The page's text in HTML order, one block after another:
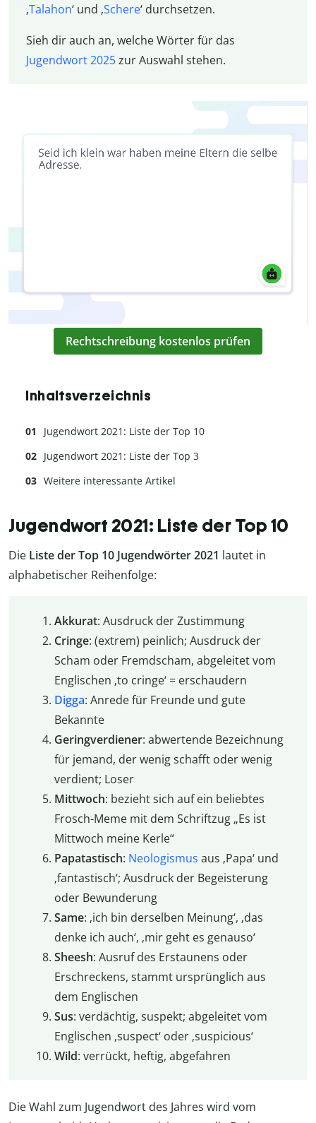
‚Talahon‘ und ‚Schere‘ durchsetzen.
Sieh dir auch an, welche Wörter für das
Jugendwort 2025zur Auswahl stehen.
Rechtschreibung kostenlos prüfen
Inhaltsverzeichnis
Jugendwort 2021: Liste der Top 10
Jugendwort 2021: Liste der Top 3
Weitere interessante Artikel
Jugendwort 2021: Liste der Top 10
Die Liste der Top 10 Jugendwörter 2021 lautet in
alphabetischer Reihenfolge:
Akkurat: Ausdruck der Zustimmung
Cringe: (extrem) peinlich; Ausdruck der
Scham oder Fremdscham, abgeleitet vom
Englischen ‚to cringe‘ = erschaudern
Digga: Anrede für Freunde und gute
Bekannte
Geringverdiener: abwertende Bezeichnung
für jemand, der wenig schafft oder wenig
verdient; Loser
Mittwoch: bezieht sich auf ein beliebtes
Frosch-Meme mit dem Schriftzug „Es ist
Mittwoch meine Kerle“
Papatastisch: Neologismus aus ‚Papa‘ und
‚fantastisch‘; Ausdruck der Begeisterung
oder Bewunderung
Same: ‚ich bin derselben Meinung‘, ‚das
denke ich auch‘, ‚mir geht es genauso‘
Sheesh: Ausruf des Erstaunens oder
Erschreckens, stammt ursprünglich aus
dem Englischen
Sus: verdächtig, suspekt; abgeleitet vom
Englischen ‚suspect‘ oder ‚suspicious‘
Wild: verrückt, heftig, abgefahren
Die Wahl zum Jugendwort des Jahres wird vom